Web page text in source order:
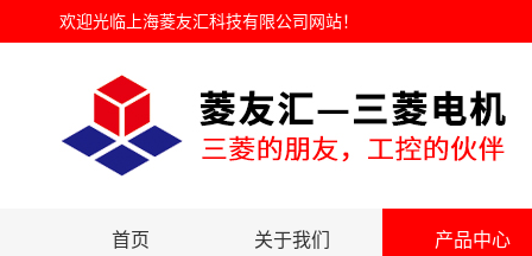
欢迎光临 上海菱友汇科技有限公司网站！
首页 关于我们 产品中心